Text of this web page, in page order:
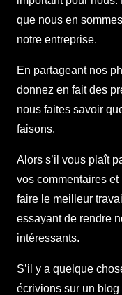
que nous en
notre entreprise.
En partageant nos
donnez en fait des
nous faites savoir
faisons.
Alors s’il vous plaît
vos commentaires
faire le meilleur
essayant de rendre
intéressants.
S’il y a quelque
écrivions sur un blog